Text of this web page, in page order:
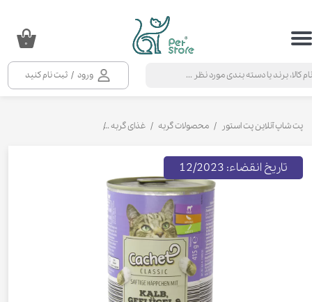
ورود / ثبت نام کنید
حساب کاربری من
خروج از حساب کاربری
۰
پت شاپ آنلاین پت استور محصولات گربه غذای گربه
تاریخ انقضاء: 12/2023